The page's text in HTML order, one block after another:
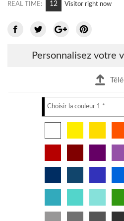
REAL TIME: 12 Visitor right now
Personnalisez votre
Choisir la couleur 1 *